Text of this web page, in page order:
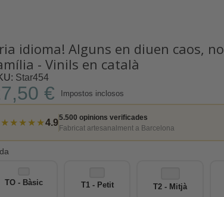
idioma! Alguns en diuen caos,
- Vinils en català
Star454
€ Impostos inclosos
★★★★★4.9
5.500 opinions verificades
Fabricat artesanalment a Barcelona
TO - Bàsic T1 - Petit T2 - Mitjà